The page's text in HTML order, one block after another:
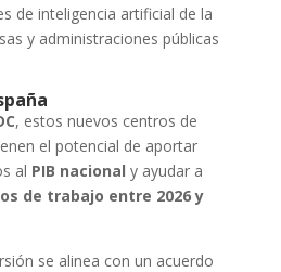
de inteligencia artificial de la
y administraciones públicas
, estos nuevos centros de
el potencial de aportar
al PIB nacional y ayudar a
de trabajo entre 2026 y
se alinea con un acuerdo